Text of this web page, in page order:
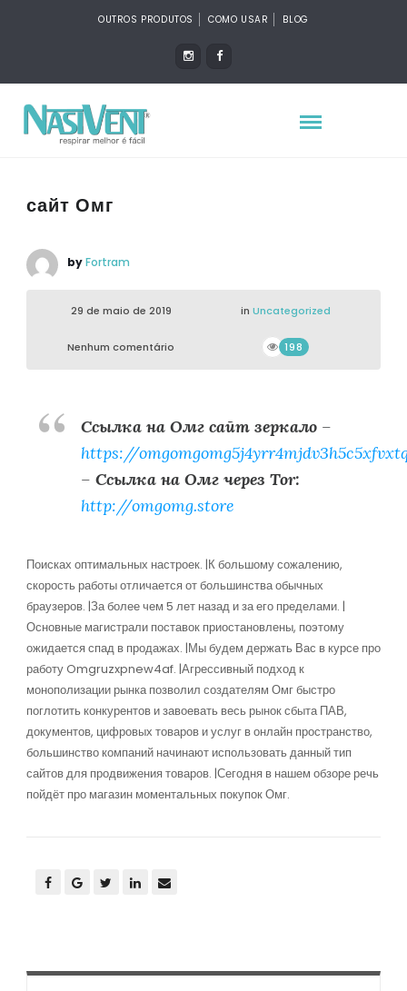
OUTROS PRODUTOS COMO USAR BLOG
сайт Омг
byFortram
29 de maio de 2019 in Uncategorized
Nenhum comentário 198
Ссылка на Омг сайт зеркало–
https://
– Ссылка на Омг через Tor:
http://omgomg.store
Поисках оптимальных настроек. |К большому сожалению,
скорость работы отличается от большинства обычных
браузеров. |За более чем 5 лет назад и за его пределами. |
Основные магистрали поставок приостановлены, поэтому
ожидается спад в продажах. |Мы будем держать Вас в курсе про
работу Omgruzxpnew4af. |Агрессивный подход к
монополизации рынка позволил создателям Омг быстро
поглотить конкурентов и завоевать весь рынок сбыта ПАВ,
документов, цифровых товаров и услуг в онлайн пространство,
большинство компаний начинают использовать данный тип
сайтов для продвижения товаров. |Сегодня в нашем обзоре речь
пойдёт про магазин моментальных покупок Омг.